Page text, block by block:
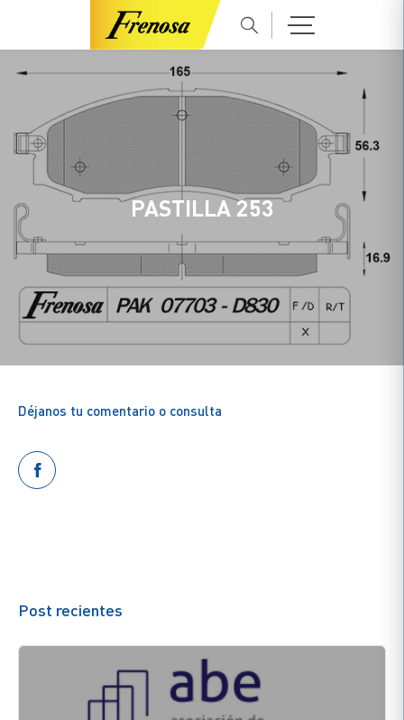
PASTILLA 253
Déjanos tu comentario o consulta
Post recientes